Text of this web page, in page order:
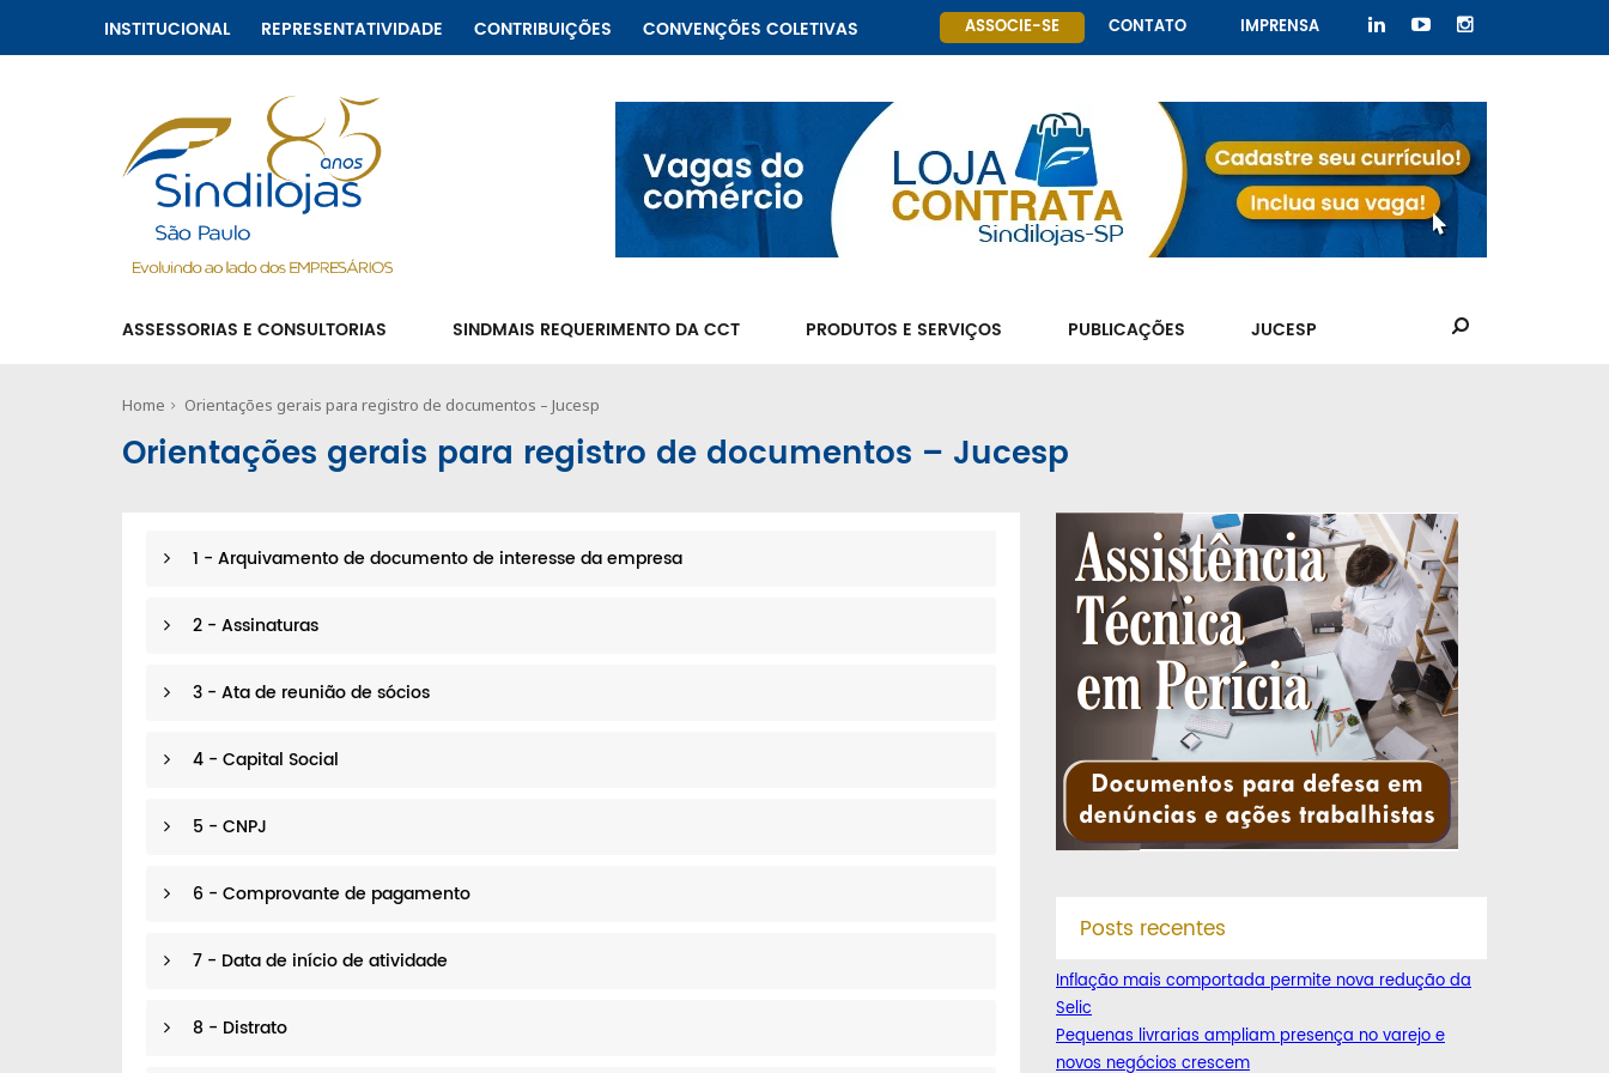
INSTITUCIONAL REPRESENTATIVIDADE CONTRIBUIÇÕES CONVENÇÕES COLETIVAS ASSOCIE-SE CONTATO IMPRENSA
ASSESSORIAS E CONSULTORIAS SINDMAIS REQUERIMENTO DA CCT PRODUTOS E SERVIÇOS PUBLICAÇÕES JUCESP
Home Orientações gerais para registro de documentos – Jucesp
Orientações gerais para registro de documentos – Jucesp
1 - Arquivamento de documento de interesse da empresa
2 - Assinaturas
3 - Ata de reunião de sócios
4 - Capital Social
5 - CNPJ
6 - Comprovante de pagamento
7 - Data de início de atividade
8 - Distrato
Posts recentes
Inflação mais comportada permite nova redução da
Selic
Pequenas livrarias ampliam presença no varejo e
novos negócios crescem